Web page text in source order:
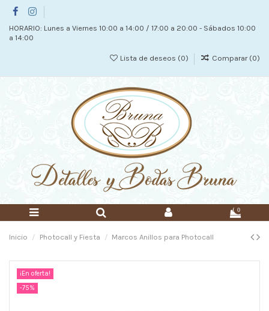
HORARIO: Lunes a Viernes 10:00 a 14:00 / 17:00 a 20:00 - Sábados 10:00
a 14:00
Lista de deseos (0) Comparar (0)
0
Inicio Photocall y Fiesta Marcos Anillos para Photocall
¡En oferta!
-75%